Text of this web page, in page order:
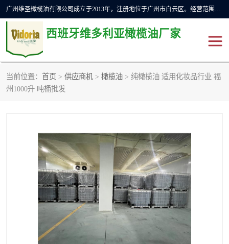
广州维圣橄榄油有限公司成立于2013年，注册地位于广州市白云区。经营范围包括饲料原料销售;畜牧渔业饲料销售;化妆品批发;贸易经纪;食品进出口等，主要产品有：橄榄果渣油，橄榄油，纯橄榄油等。
西班牙维多利亚橄榄油厂家
当前位置： 首页 > 供应商机 > 橄榄油 > 纯橄榄油 适用化妆品行业 福
州1000升 吨桶批发
橄榄油
橄榄果渣油 精炼橄榄油